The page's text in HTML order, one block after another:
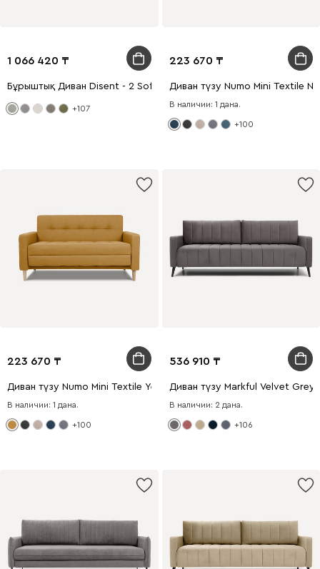
1 066 420
Бұрыштық Диван Disent - 2 Soft Silver
+107
223 670
Диван түзу Numo Mini Textile
В наличии: 1 дана.
+100
223 670
Диван түзу Numo Mini Textile Yellow
В наличии: 1 дана.
+100
536 910
Диван түзу Markful Velvet Grey
В наличии: 2 дана.
+106